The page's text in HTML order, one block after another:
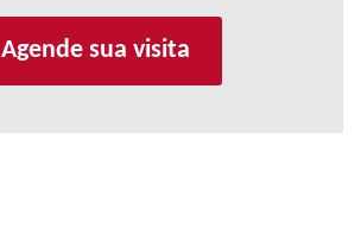
Agende sua visita